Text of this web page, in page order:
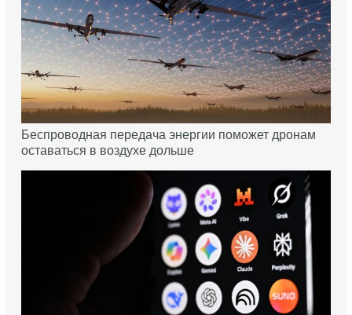
Беспроводная передача энергии поможет дронам
оставаться в воздухе дольше